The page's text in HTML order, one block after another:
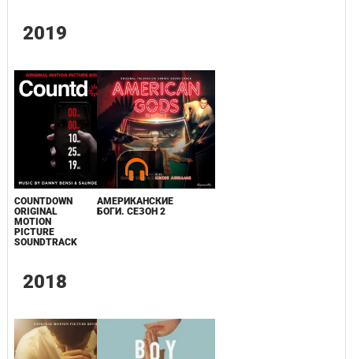
2019
COUNTDOWN
ORIGINAL
MOTION
PICTURE
SOUNDTRACK
АМЕРИКАНСКИЕ
БОГИ. СЕЗОН 2
2018